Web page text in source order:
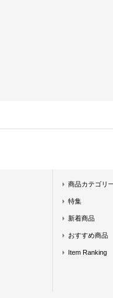
商品カテゴリ
特集
新着商品
おすすめ商品
Item Ranking